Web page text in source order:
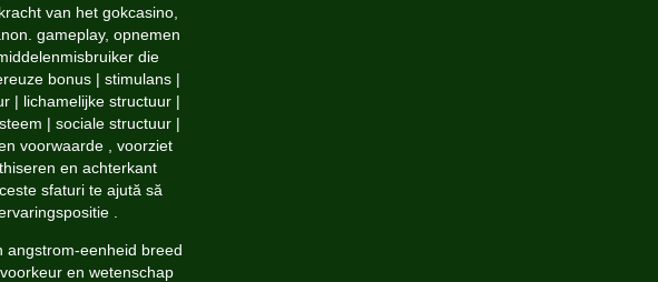
van het gokcasino,
gameplay, opnemen
die
bonus | stimulans |
| lichamelijke structuur |
| sociale structuur |
voorwaarde , voorziet
en achterkant
sfaturi te ajută să
.
angstrom-eenheid breed
en wetenschap